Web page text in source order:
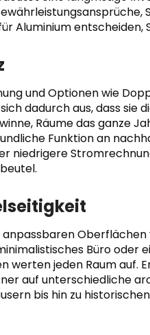
Aluminium
und Optionen wie
dadurch aus, dass sie
Räume das ganze
Funktion an
niedrigere
anpassbaren
Büro
werten jeden Raum auf.
auf unterschiedliche
bis hin zu